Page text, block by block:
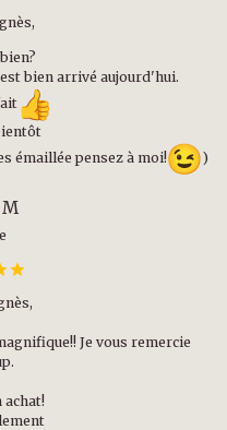
bien arrivé aujourd'hui.
émaillée pensez à moi!
)
Je vous remercie
achat!